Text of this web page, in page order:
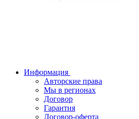
Информация
Авторские права
Мы в регионах
Договор
Гарантия
Договор-оферта